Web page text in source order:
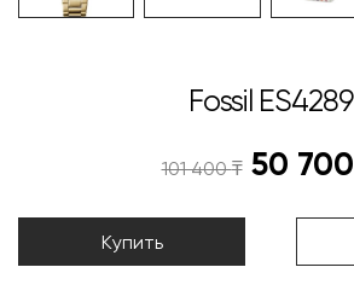
Fossil ES4289
101 400₸ 50 700
Купить